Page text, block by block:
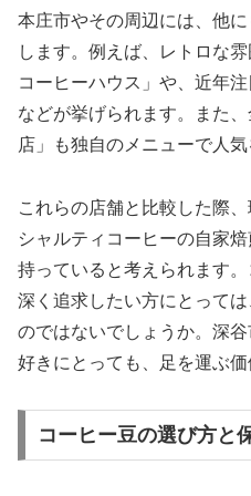
本庄市やその周辺には、他
します。例えば、レトロな
コーヒーハウス」や、近年
などが挙げられます。また
店」も独自のメニューで人気
これらの店舗と比較した際
シャルティコーヒーの自家
持っていると考えられます
深く追求したい方にとって
のではないでしょうか。深
好きにとっても、足を運ぶ価
コーヒー豆の選び方と